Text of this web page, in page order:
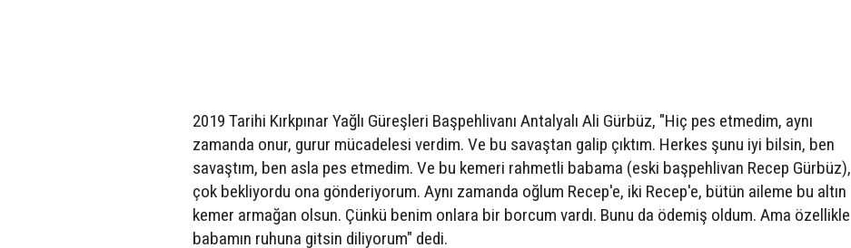
2019 Tarihi Kırkpınar Yağlı Güreşleri Başpehlivanı Antalyalı Ali Gürbüz, "Hiç pes etmedim, aynı
zamanda onur, gurur mücadelesi verdim. Ve bu savaştan galip çıktım. Herkes şunu iyi bilsin, ben
savaştım, ben asla pes etmedim. Ve bu kemeri rahmetli babama (eski başpehlivan Recep Gürbüz),
çok bekliyordu ona gönderiyorum. Aynı zamanda oğlum Recep'e, iki Recep'e, bütün aileme bu altın
kemer armağan olsun. Çünkü benim onlara bir borcum vardı. Bunu da ödemiş oldum. Ama özellikle
babamın ruhuna gitsin diliyorum" dedi.